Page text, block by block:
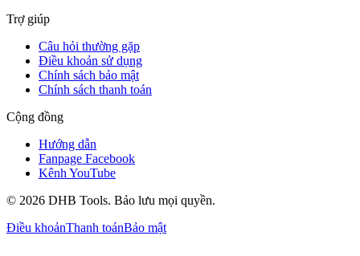
Trợ giúp
Câu hỏi thường gặp
Điều khoản sử dụng
Chính sách bảo mật
Chính sách thanh toán
Cộng đồng
Hướng dẫn
Fanpage Facebook
Kênh YouTube
© 2026 DHB Tools. Bảo lưu mọi quyền.
Điều khoảnThanh toánBảo mật